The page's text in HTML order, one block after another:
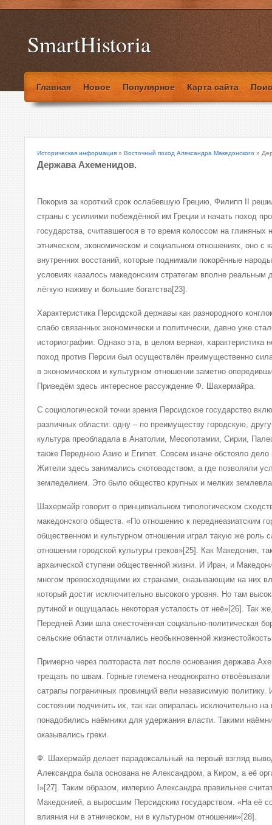
SmartHistoria
Главная Новое Популярное Карта сайта
Историческая информация » Восточный поход Александра Македонского »
Держава Ахеменидов.
Покорив за короткий срок ослабевшую Грецию, Филипп II
страны с усилиями побеждённой им Греции и начать поход
государства, считавшегося в то время колоссом на глиняных
этническом, экономическом и социальном отношениях, оно с
внутренних восстаний, которые поднимали покорённые
условиях казалось македонским стратегам вполне
лёгкую наживу и большие богатства[23].
Характеристика Персидской державы как разнородного
слабо связанных экономически и политически, давно уже
историографии. Однако эта, в целом верная, характеристика
поход против Персии был осуществлён преимущественно
в экономическом и культурном отношении заметно
Приведём здесь интересное рассуждение Ф. Шахермайра.
С социологической точки зрения Персидское государство
различных области: одну – по преимуществу городскую,
культура преобладала в Анатолии, Месопотамии, Сирии,
также Переднюю Азию и Египет. Совсем иначе обстояло дело
Жители здесь занимались скотоводством, а где позволяли
земледелием. Это было общество крупных и мелких
Шахермайр говорит о принципиальном типологическом
македонского обществ. «По отношению к переднеазиатским
общественном и культурном отношении играл такую же роль
отношении городской культуры греков»[25]. Как Македония,
архаической ступени общественной жизни. И Иран, и
многом превосходящими их странами, оказывающим на них
который достиг исключительно высокого уровня. Но там
рутиной и ощущалась некоторая усталость от неё»[26]. Так
Передней Азии шла ожесточённая социально-политическая
сельские области отличались необыкновенной
Примерно через полтораста лет после основания держава
трещать по швам. Горные племена неоднократно
сатрапы пограничных провинций вели независимую
состоянии подчинить их, так как опиралась исключительно на
понадобились наёмники для удержания власти. Такими
оказывались греки.
Ф. Шахермайр делает парадоксальный на первый взгляд
Александра была основана не Александром, а Киром, а её
I»[27]. Таким образом, империю Александра правильнее
Македонией, а выросшим Персидским государством. «На её
влияния ни в этническом, ни в культурном отношении»[28].